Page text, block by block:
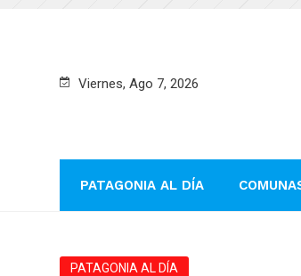
Viernes, Ago 7, 2026
PATAGONIA AL DÍA
PATAGONIA AL DÍA